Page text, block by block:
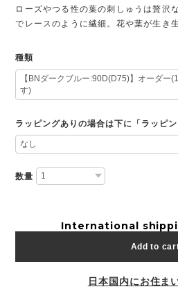
ローズやつる性の葉の刺しゅうは贅沢
でレースのように繊細。花や葉が生き
種類
ラッピングありの場合は下に「ラッピ
数量
International
Add to
日本国内にお住ま